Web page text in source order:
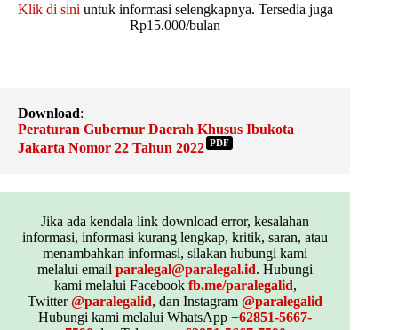
Klik di sini untuk informasi selengkapnya. Tersedia juga
Rp15.000/bulan
Download:
Peraturan Gubernur Daerah Khusus Ibukota
Jakarta Nomor 22 Tahun 2022 PDF
Jika ada kendala link download error, kesalahan
informasi, informasi kurang lengkap, kritik, saran, atau
menambahkan informasi, silakan hubungi kami
melalui emailparalegal@paralegal.id. Hubungi
kami melalui Facebook fb.me/paralegalid,
Twitter@paralegalid, dan Instagram@paralegalid
Hubungi kami melalui WhatsApp+62851-5667-